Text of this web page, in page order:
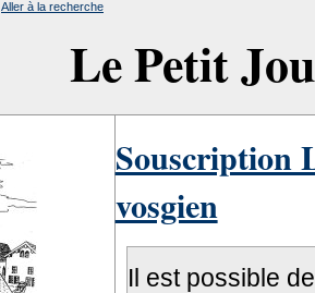
Le Petit
Aller à la recherche
Souscription
vosgien
Il est possible